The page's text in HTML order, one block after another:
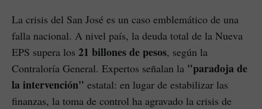
La crisis del San José es un caso emblemático de una
falla nacional. A nivel país, la deuda total de la Nueva
EPS supera los 21 billones de pesos, según la
Contraloría General. Expertos señalan la "paradoja de
la intervención" estatal: en lugar de estabilizar las
finanzas, la toma de control ha agravado la crisis de